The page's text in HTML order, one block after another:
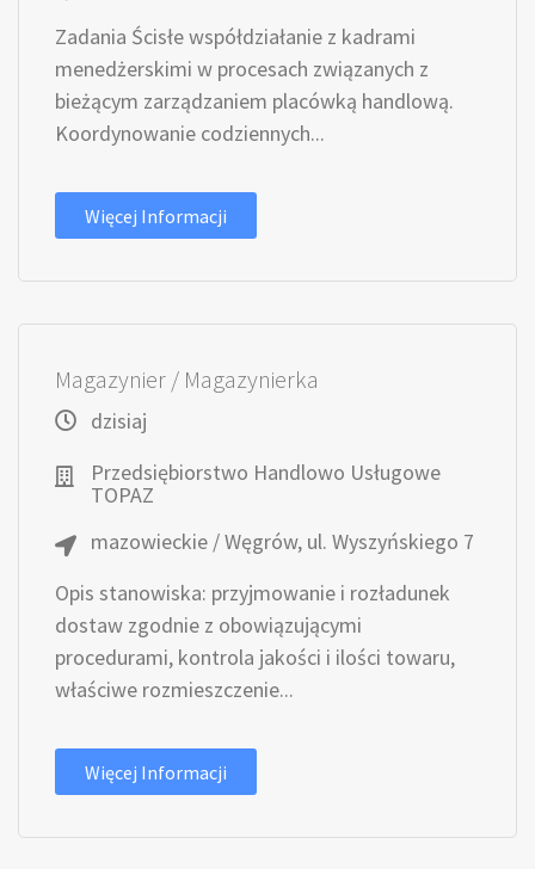
Zadania Ścisłe współdziałanie z kadrami
menedżerskimi w procesach związanych z
bieżącym zarządzaniem placówką handlową.
Koordynowanie codziennych...
Więcej Informacji
Magazynier / Magazynierka
dzisiaj
Przedsiębiorstwo Handlowo Usługowe
TOPAZ
mazowieckie / Węgrów, ul. Wyszyńskiego 7
Opis stanowiska: przyjmowanie i rozładunek
dostaw zgodnie z obowiązującymi
procedurami, kontrola jakości i ilości towaru,
właściwe rozmieszczenie...
Więcej Informacji